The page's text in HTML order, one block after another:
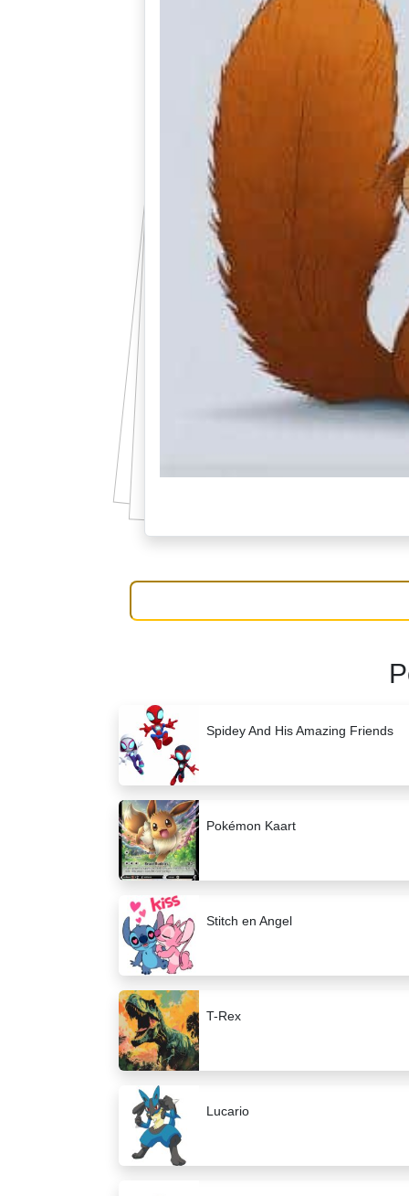
Spidey And His Amazing Friends
Pokémon Kaart
Stitch en Angel
T-Rex
Lucario